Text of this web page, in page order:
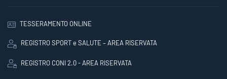
TESSERAMENTO ONLINE
REGISTRO SPORT e SALUTE – AREA RISERVATA
REGISTRO CONI 2.0 - AREA RISERVATA